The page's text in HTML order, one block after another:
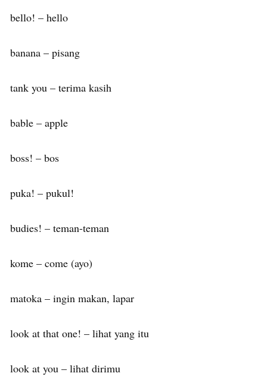
bello! – hello
banana – pisang
tank you – terima kasih
bable – apple
boss! – bos
puka! – pukul!
budies! – teman-teman
kome – come (ayo)
matoka – ingin makan, lapar
look at that one! – lihat yang itu
look at you – lihat dirimu